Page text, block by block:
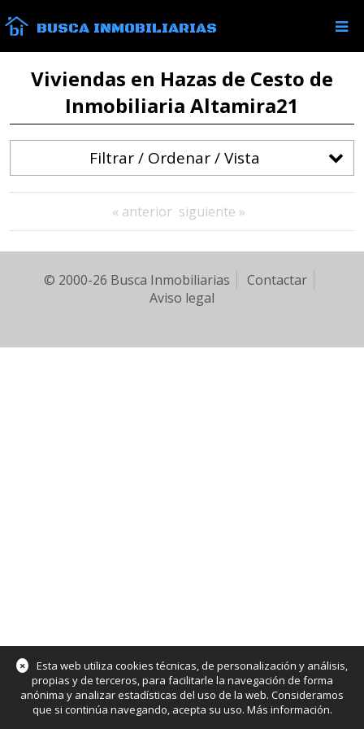
BUSCA INMOBILIARIAS
Viviendas en Hazas de Cesto de
Inmobiliaria Altamira21
Filtrar / Ordenar / Vista
« anterior siguiente »
© 2000-26 Busca Inmobiliarias
Contactar
Aviso legal
×
Esta web utiliza cookies técnicas, de personalización y análisis,
propias y de terceros, para facilitarle la navegación de forma
anónima y analizar estadísticas del uso de la web. Consideramos
que si continúa navegando, acepta su uso. Más información.